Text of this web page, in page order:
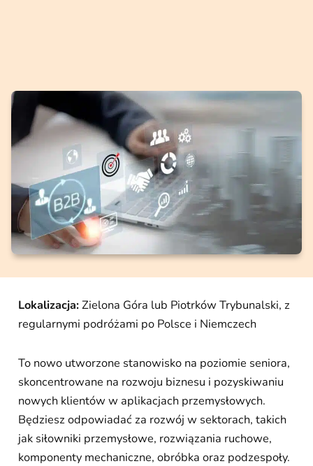
Lokalizacja:Zielona Góra lub Piotrków Trybunalski, z
regularnymi podróżami po Polsce i Niemczech
To nowo utworzone stanowisko na poziomie seniora,
skoncentrowane na rozwoju biznesu i pozyskiwaniu
nowych klientów w aplikacjach przemysłowych.
Będziesz odpowiadać za rozwój w sektorach, takich
jak siłowniki przemysłowe, rozwiązania ruchowe,
komponenty mechaniczne, obróbka oraz podzespoły.